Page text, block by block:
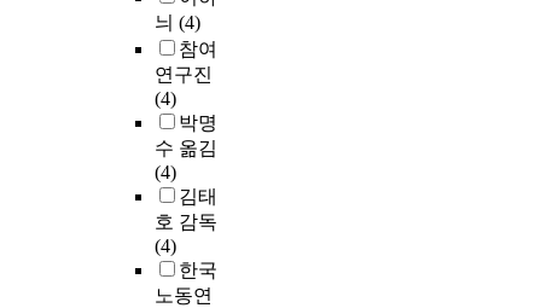
늬 (4)
참여
연구진
(4)
박명
수 옮김
(4)
김태
호 감독
(4)
한국
노동연